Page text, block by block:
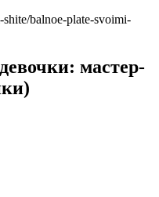
balnoe-plate-svoimi-
мастер-